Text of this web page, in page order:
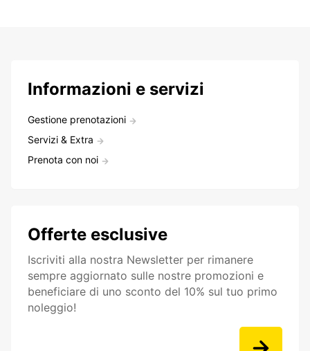
Informazioni e servizi
Gestione prenotazioni
Servizi & Extra
Prenota con noi
Offerte esclusive
Iscriviti alla nostra Newsletter per rimanere
sempre aggiornato sulle nostre promozioni e
beneficiare di uno sconto del 10% sul tuo primo
noleggio!